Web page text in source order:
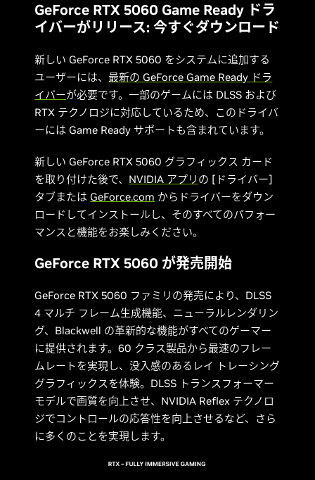
GeForce RTX 5060 Game Ready ドラ
イバーがリリース: 今すぐダウンロード
新しい GeForce RTX 5060 をシステムに追加する
ユーザーには、 最新の GeForce Game Ready ドラ
イバーが必要です。一部のゲームには DLSS および
RTX テクノロジに対応しているため、このドライバ
ーには Game Ready サポートも含まれています。
新しい GeForce RTX 5060 グラフィックス カード
を取り付けた後で、 NVIDIA アプリ の [ドライバー]
タブまたは GeForce.com からドライバーをダウン
ロードしてインストールし、そのすべてのパフォー
マンスと機能をお楽しみください。
GeForce RTX 5060 が発売開始
GeForce RTX 5060 ファミリの発売により、DLSS
4 マルチ フレーム生成機能、ニューラルレンダリン
グ、Blackwell の革新的な機能がすべてのゲーマー
に提供されます。60 クラス製品から最速のフレー
ムレートを実現し、没入感のあるレイ トレーシング
グラフィックスを体験。DLSS トランスフォーマー
モデルで画質を向上させ、NVIDIA Reflex テクノロ
ジでコントロールの応答性を向上させるなど、さら
に多くのことを実現します。